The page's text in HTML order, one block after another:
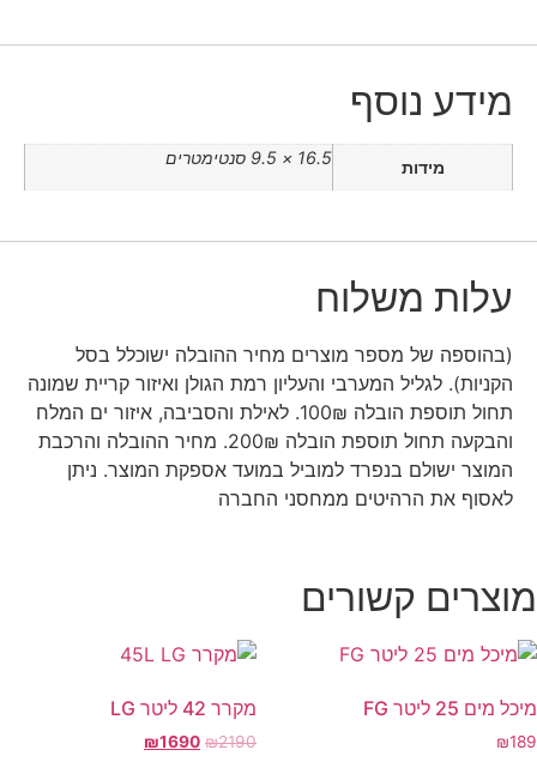
מידע נוסף
מידות 16.5 × 9.5 סנטימטרים
עלות משלוח
(בהוספה של מספר מוצרים מחיר ההובלה ישוכלל בסל
הקניות). לגליל המערבי והעליון רמת הגולן ואיזור קריית שמונה
תחול תוספת הובלה 100₪. לאילת והסביבה, איזור ים המלח
והבקעה תחול תוספת הובלה 200₪. מחיר ההובלה והרכבת
המוצר ישולם בנפרד למוביל במועד אספקת המוצר. ניתן
לאסוף את הרהיטים ממחסני החברה
מוצרים קשורים
מיכל מים 25 ליטר FG
₪189
מקרר 42 ליטר LG
₪2190
₪1690